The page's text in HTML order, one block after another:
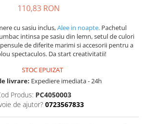
110,83 RON
cu sasiu inclus,Alee in noapte. Pachetul
intinsa pe sasiu din lemn, setul de culori
de diferite marimi si accesorii pentru a
spectaculos. Da start creativitatii!
STOC EPUIZAT
livrare: Expediere imediata - 24h
Produs: PC4050003
de ajutor? 0723567833